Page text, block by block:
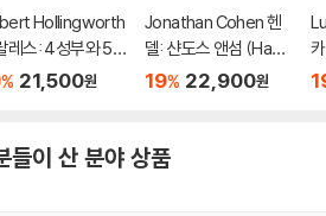
Hollingworth
레스: 4성부와 5
미사 ‘무장한 사
% 21,500원
Jonathan Cohen 헨
델: 샨도스 앤섬 (Hand
el: Chandos Anthe
19% 22,900원
‘
들이 산 분야 상품